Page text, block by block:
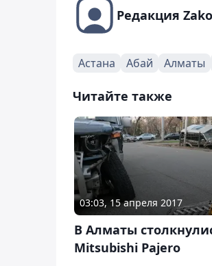
Редакция
Астана Абай Алматы
Читайте также
03:03, 15 апреля 2017
В Алматы
Mitsubishi Pajero